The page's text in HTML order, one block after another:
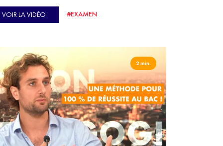
et du choix de ses cours de spécialité. Elle
le manque d’accompagnement des élèves
pour les aider à résoudre cette question.
VOIR LA VIDÉO #EXAMEN
2 min.